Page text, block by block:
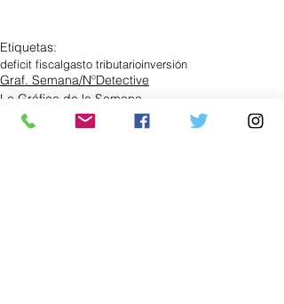
Etiquetas:
deficit fiscalgasto tributarioinversión
Graf. Semana/NºDetective
La Gráfica de la Semana